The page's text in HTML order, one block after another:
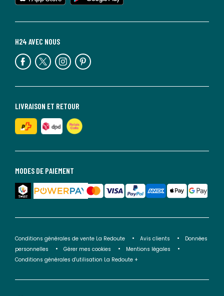
MODES DE PAIEMENT
LIVRAISON ET RETOUR
H24 AVEC NOUS
Conditions générales de vente La Redoute Avis clients
Données
personnelles
Gérer mes cookies
Mentions légales
Conditions générales d'utilisation La Redoute +